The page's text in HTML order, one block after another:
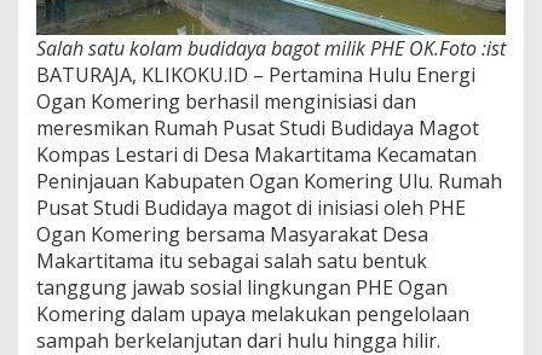
Salah satu kolam budidaya bagot milik PHE OK.Foto :ist
BATURAJA, KLIKOKU.ID – Pertamina Hulu Energi
Ogan Komering berhasil menginisiasi dan
meresmikan Rumah Pusat Studi Budidaya Magot
Kompas Lestari di Desa Makartitama Kecamatan
Peninjauan Kabupaten Ogan Komering Ulu. Rumah
Pusat Studi Budidaya magot di inisiasi oleh PHE
Ogan Komering bersama Masyarakat Desa
Makartitama itu sebagai salah satu bentuk
tanggung jawab sosial lingkungan PHE Ogan
Komering dalam upaya melakukan pengelolaan
sampah berkelanjutan dari hulu hingga hilir.